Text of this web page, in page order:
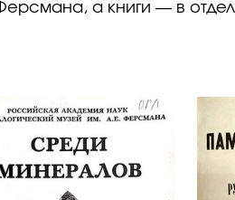
а книги — в